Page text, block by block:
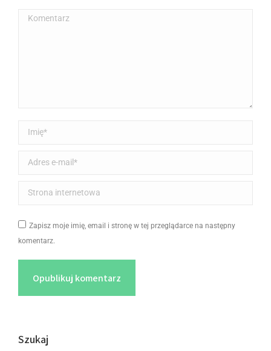
Komentarz
Imię *
Adres e-mail *
Strona internetowa
Zapisz moje imię, email i stronę w tej przeglądarce na następny
komentarz.
Opublikuj komentarz
Szukaj